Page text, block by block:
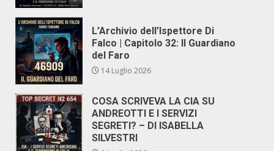
L’Archivio dell’Ispettore Di
Falco | Capitolo 32: Il Guardiano
del Faro
14 Luglio 2026
COSA SCRIVEVA LA CIA SU
ANDREOTTI E I SERVIZI
SEGRETI? – DI ISABELLA
SILVESTRI